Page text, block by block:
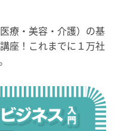
療・美容・介護）の基
座！これまでに１万社